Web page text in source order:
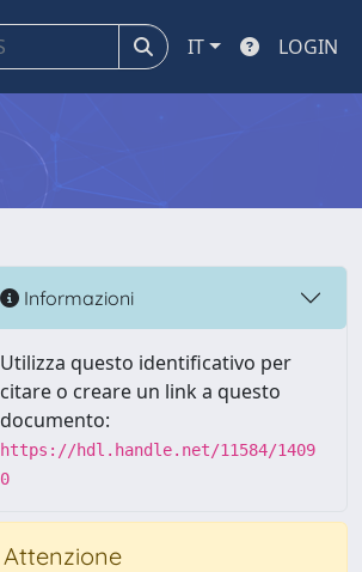
IT LOGIN
Informazioni
Utilizza questo identificativo per
citare o creare un link a questo
documento:
https://hdl.handle.net/11584/1409
0
Attenzione